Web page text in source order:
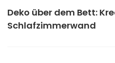
Deko über dem Bett:
Schlafzimmerwand